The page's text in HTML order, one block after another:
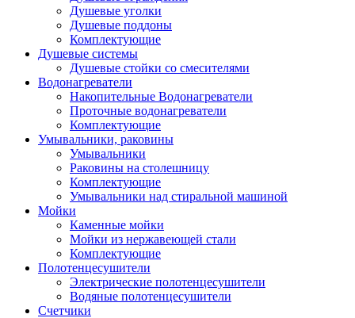
Душевые уголки
Душевые поддоны
Комплектующие
Душевые системы
Душевые стойки со смесителями
Водонагреватели
Накопительные Водонагреватели
Проточные водонагреватели
Комплектующие
Умывальники, раковины
Умывальники
Раковины на столешницу
Комплектующие
Умывальники над стиральной машиной
Мойки
Каменные мойки
Мойки из нержавеющей стали
Комплектующие
Полотенцесушители
Электрические полотенцесушители
Водяные полотенцесушители
Счетчики